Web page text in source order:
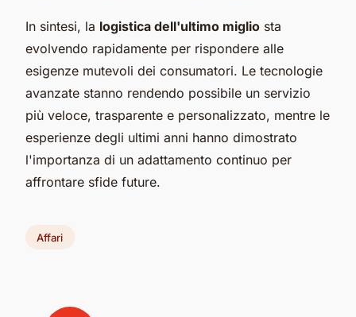
In sintesi, la logistica dell'ultimo miglio sta
evolvendo rapidamente per rispondere alle
esigenze mutevoli dei consumatori. Le tecnologie
avanzate stanno rendendo possibile un servizio
più veloce, trasparente e personalizzato, mentre le
esperienze degli ultimi anni hanno dimostrato
l'importanza di un adattamento continuo per
affrontare sfide future.
Affari